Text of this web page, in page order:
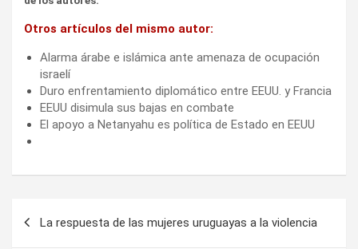
Otros artículos del mismo autor:
Alarma árabe e islámica ante amenaza de ocupación
israelí
Duro enfrentamiento diplomático entre EEUU. y Francia
EEUU disimula sus bajas en combate
El apoyo a Netanyahu es política de Estado en EEUU
La respuesta de las mujeres uruguayas a la violencia